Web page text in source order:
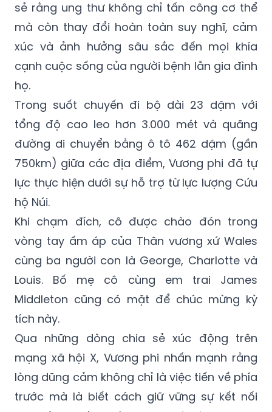
xúc và ảnh hưởng sâu sắc đến mọi khía
cạnh cuộc sống của người bệnh lẫn gia đình
họ.
Trong suốt chuyến đi bộ dài 23 dặm với
tổng độ cao leo hơn 3.000 mét và quãng
đường di chuyển bằng ô tô 462 dặm (gần
750km) giữa các địa điểm, Vương phi đã tự
lực thực hiện dưới sự hỗ trợ từ lực lượng Cứu
hộ Núi.
Khi chạm đích, cô được chào đón trong
vòng tay ấm áp của Thân vương xứ Wales
cùng ba người con là George, Charlotte và
Louis. Bố mẹ cô cùng em trai James
Middleton cũng có mặt để chúc mừng kỳ
tích này.
Qua những dòng chia sẻ xúc động trên
mạng xã hội X, Vương phi nhấn mạnh rằng
lòng dũng cảm không chỉ là việc tiến về phía
trước mà là biết cách giữ vững sự kết nối
cho dù địa hình có ra sao. Cô kêu gọi mọi
người cùng chung tay hành động để không